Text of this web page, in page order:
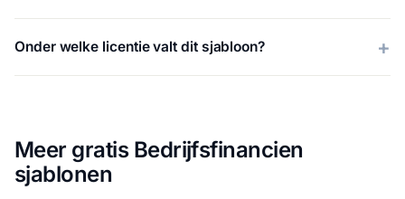
Onder welke licentie valt dit sjabloon?
Meer gratis Bedrijfsfinancien
sjablonen